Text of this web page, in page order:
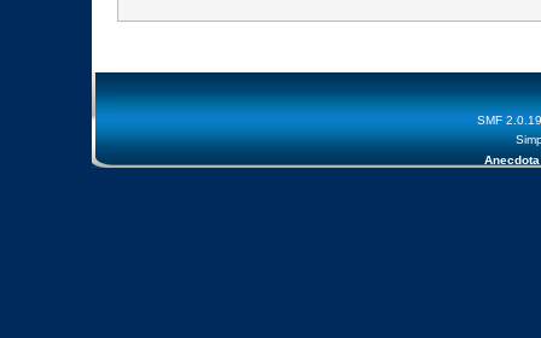
SMF 2.0.19
Anecdota